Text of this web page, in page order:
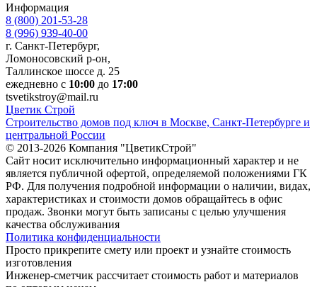
Информация
8 (800) 201-53-28
8 (996) 939-40-00
г. Санкт-Петербург,
Ломоносовский р-он,
Таллинское шоссе д. 25
ежедневно с 10:00 до 17:00
tsvetikstroy@mail.ru
Цветик Строй
Строительство домов под ключ в Москве, Санкт-Петербурге и
центральной России
© 2013-2026 Компания "ЦветикСтрой"
Сайт носит исключительно информационный характер и не
является публичной офертой, определяемой положениями ГК
РФ. Для получения подробной информации о наличии, видах,
характеристиках и стоимости домов обращайтесь в офис
продаж. Звонки могут быть записаны с целью улучшения
качества обслуживания
Политика конфиденциальности
Просто прикрепите смету или проект и узнайте стоимость
изготовления
Инженер-сметчик рассчитает стоимость работ и материалов